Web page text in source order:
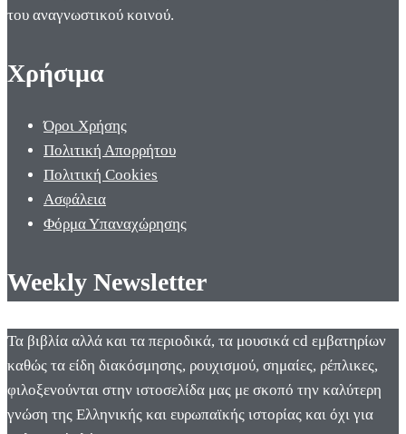
του αναγνωστικού κοινού.
Χρήσιμα
Όροι Χρήσης
Πολιτική Απορρήτου
Πολιτική Cookies
Ασφάλεια
Φόρμα Υπαναχώρησης
Weekly Newsletter
Τα βιβλία αλλά και τα περιοδικά, τα μουσικά cd εμβατηρίων
καθώς τα είδη διακόσμησης, ρουχισμού, σημαίες, ρέπλικες,
φιλοξενούνται στην ιστοσελίδα μας με σκοπό την καλύτερη
γνώση της Ελληνικής και ευρωπαϊκής ιστορίας και όχι για